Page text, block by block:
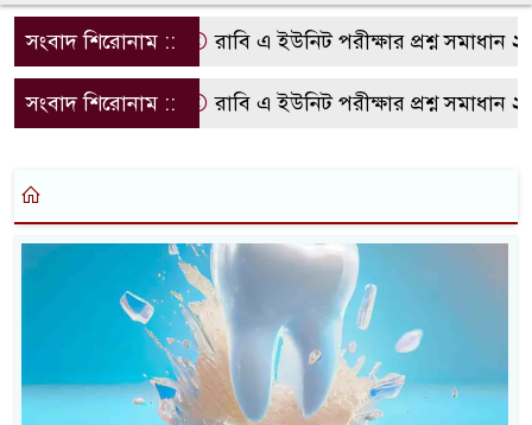
সংবাদ শিরোনাম :: রাবি এ ইউনিট পরীক্ষার প্রশ্ন
সংবাদ শিরোনাম :: রাবি এ ইউনিট পরীক্ষার প্রশ্ন